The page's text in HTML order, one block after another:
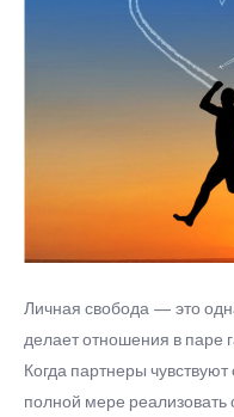
Личная свобода — это
делает отношения в паре
Когда партнеры
полной мере реализовать